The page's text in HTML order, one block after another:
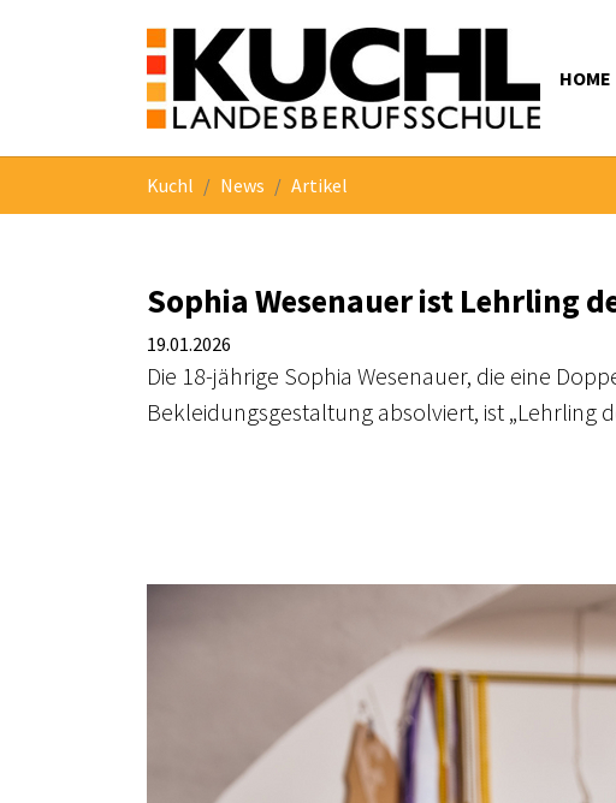
HOME
Kuchl News Artikel
Sophia Wesenauer ist Lehrling
19.01.2026
Die 18-jährige Sophia Wesenauer, die eine
Bekleidungsgestaltung absolviert, ist „Lehrling